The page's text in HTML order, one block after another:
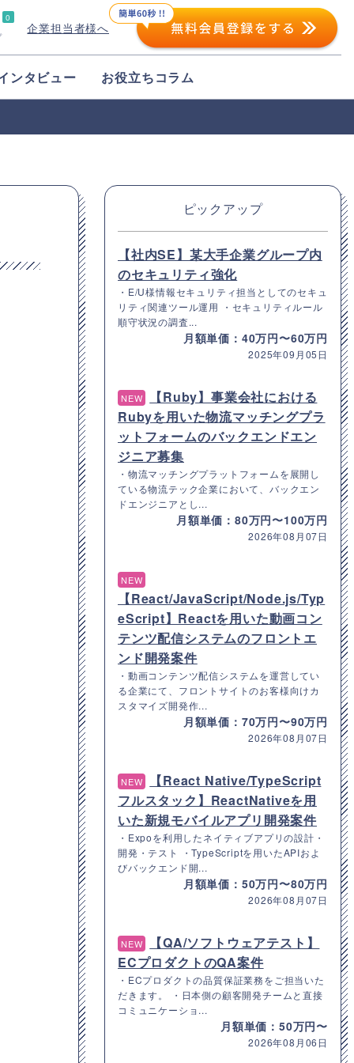
0
企業担当者様へ
ンタビュー お役立ちコラム
ピックアップ
【社内SE】某大手企業グループ内
のセキュリティ強化
・E/U様情報セキュリティ担当としてのセキュ
リティ関連ツール運用 ・セキュリティルール
順守状況の調査...
月額単価：40万円〜60万円
2025年09月05日
NEW
【Ruby】事業会社における
Rubyを用いた物流マッチングプラ
ットフォームのバックエンドエン
ジニア募集
・物流マッチングプラットフォームを展開し
ている物流テック企業において、バックエン
ドエンジニアとし...
月額単価：80万円〜100万円
2026年08月07日
NEW
【React/JavaScript/Node.js/Typ
eScript】Reactを用いた動画コン
テンツ配信システムのフロントエ
ンド開発案件
・動画コンテンツ配信システムを運営してい
る企業にて、フロントサイトのお客様向けカ
スタマイズ開発作...
月額単価：70万円〜90万円
2026年08月07日
NEW
【React Native/TypeScript
フルスタック】ReactNativeを用
いた新規モバイルアプリ開発案件
・Expoを利用したネイティブアプリの設計・
開発・テスト ・TypeScriptを用いたAPIおよ
びバックエンド開...
月額単価：50万円〜80万円
2026年08月07日
NEW
【QA/ソフトウェアテスト】
ECプロダクトのQA案件
・ECプロダクトの品質保証業務をご担当いた
だきます。 ・日本側の顧客開発チームと直接
コミュニケーショ...
月額単価：50万円〜
2026年08月06日